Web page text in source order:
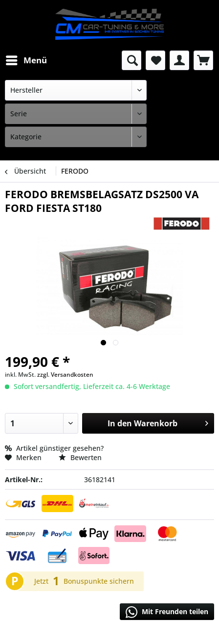
Menü
Übersicht FERODO
FERODO BREMSBELAGSATZ DS2500 VA
FORD FIESTA ST180
199,90 € *
inkl. MwSt.zzgl. Versandkosten
Sofort versandfertig, Lieferzeit ca. 4-6 Werktage
In den Warenkorb
Artikel günstiger gesehen?
Merken
Bewerten
Artikel-Nr.: 36182141
P Jetzt 1 Bonuspunkte sichern
Mit Freunden teilen